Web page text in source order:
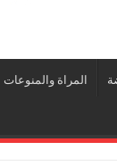
المراة والمنوعات